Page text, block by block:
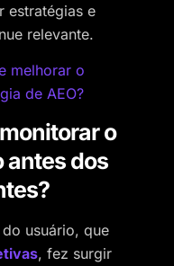
estratégias e
relevante.
melhorar o
de AEO?
o
antes dos
usuário, que
, fez surgir